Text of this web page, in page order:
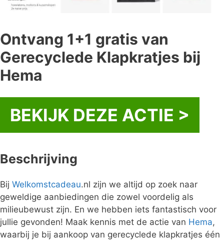
Ontvang 1+1 gratis van
Gerecyclede Klapkratjes bij
Hema
BEKIJK DEZE ACTIE >
Beschrijving
Bij Welkomstcadeau.nl zijn we altijd op zoek naar
geweldige aanbiedingen die zowel voordelig als
milieubewust zijn. En we hebben iets fantastisch voor
jullie gevonden! Maak kennis met de actie van Hema,
waarbij je bij aankoop van gerecyclede klapkratjes één